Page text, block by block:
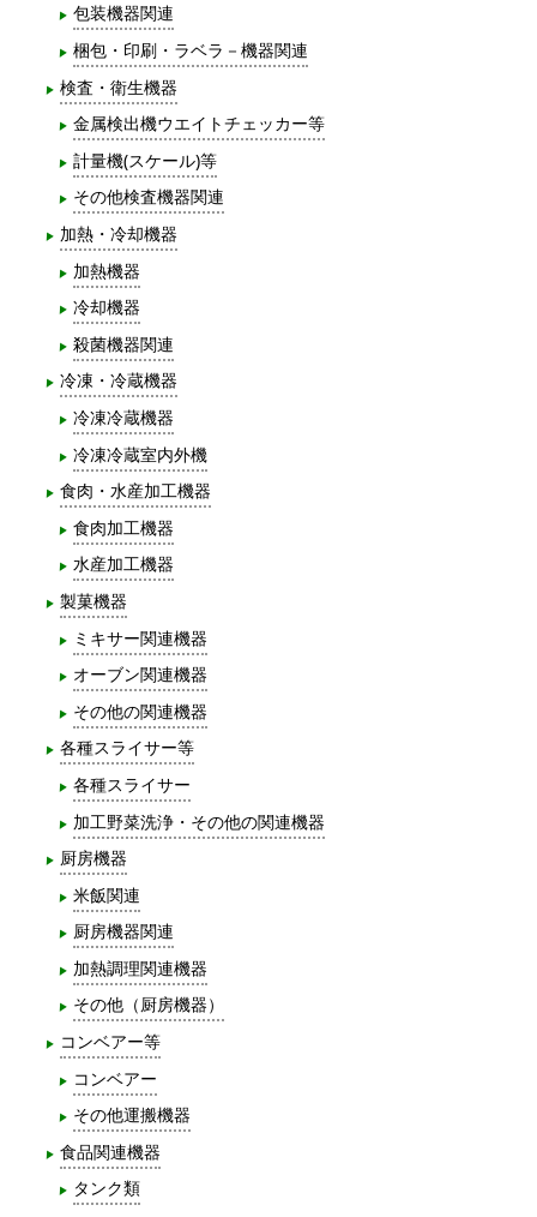
包装機器関連
梱包・印刷・ラベラ－機器関連
検査・衛生機器
金属検出機ウエイトチェッカー等
計量機(スケール)等
その他検査機器関連
加熱・冷却機器
加熱機器
冷却機器
殺菌機器関連
冷凍・冷蔵機器
冷凍冷蔵機器
冷凍冷蔵室内外機
食肉・水産加工機器
食肉加工機器
水産加工機器
製菓機器
ミキサー関連機器
オーブン関連機器
その他の関連機器
各種スライサー等
各種スライサー
加工野菜洗浄・その他の関連機器
厨房機器
米飯関連
厨房機器関連
加熱調理関連機器
その他（厨房機器）
コンベアー等
コンベアー
その他運搬機器
食品関連機器
タンク類